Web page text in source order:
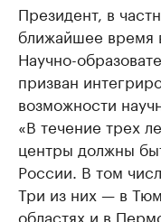
Президент, в
ближайшее время
Научно-
призван
возможности
«В течение трех
центры должны
России. В том
Три из них — в
областях и в